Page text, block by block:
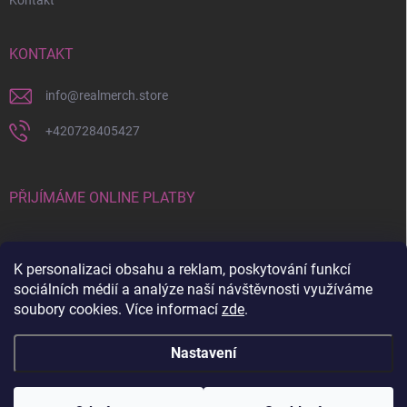
K personalizaci obsahu a reklam, poskytování funkcí
sociálních médií a analýze naší návštěvnosti využíváme
soubory cookies. Více informací zde.
Nastavení
KONTAKT
info@realmerch.store
+420728405427
PŘIJÍMÁME ONLINE PLATBY
Stav objednávky a vrácení zboží
Copyright 2026RealMerch.store. Všechna práva vyhrazena.Upravit